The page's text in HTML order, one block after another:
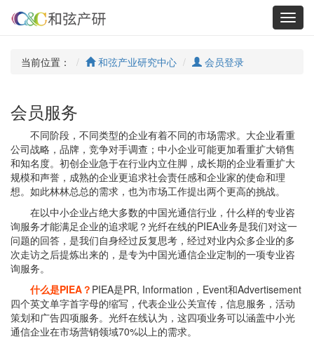
当前位置： 和弦产业研究中心 会员登录
会员服务
不同阶段，不同类型的企业有着不同的市场需求。大企业看重
公司战略，品牌，竞争对手调查；中小企业可能更加看重扩大销售
和知名度。初创企业急于在行业内立住脚，成长期的企业看重扩大
规模和声誉，成熟的企业更追求社会责任感和企业家的使命和理
想。如此林林总总的需求，也为市场工作提出两个更高的挑战。
在以中小企业占绝大多数的中国光通信行业，什么样的专业咨
询服务才能满足企业的追求呢？光纤在线的PIEA业务是我们对这一
问题的回答，是我们自身经过反复思考，经过对业内众多企业的多
次走访之后提炼出来的，是专为中国光通信企业定制的一项专业咨
询服务。
什么是PIEA？ PIEA是PR, Information，Event和Advertisement
四个英文单字首字母的缩写，代表企业公关宣传，信息服务，活动
策划和广告四项服务。光纤在线认为，这四项业务可以涵盖中小光
通信企业在市场营销领域70%以上的需求。